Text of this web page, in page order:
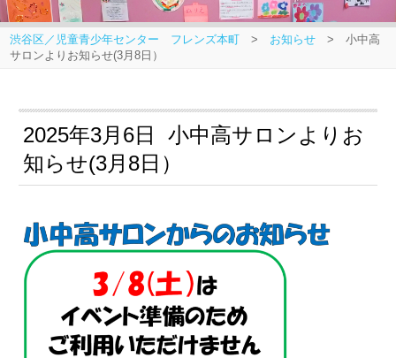
渋谷区／児童青少年センター フレンズ本町 > お知らせ > 小中高
サロンよりお知らせ(3月8日）
2025年3月6日 小中高サロンよりお
知らせ(3月8日）